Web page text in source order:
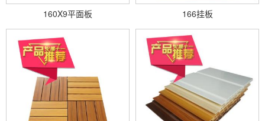
160X9平面板 166挂板